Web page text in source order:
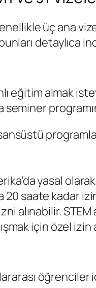
üç ana
detaylıca
eğitim almak
yasal
20 saate kadar
alınabilir.
için özel izin
öğrenciler